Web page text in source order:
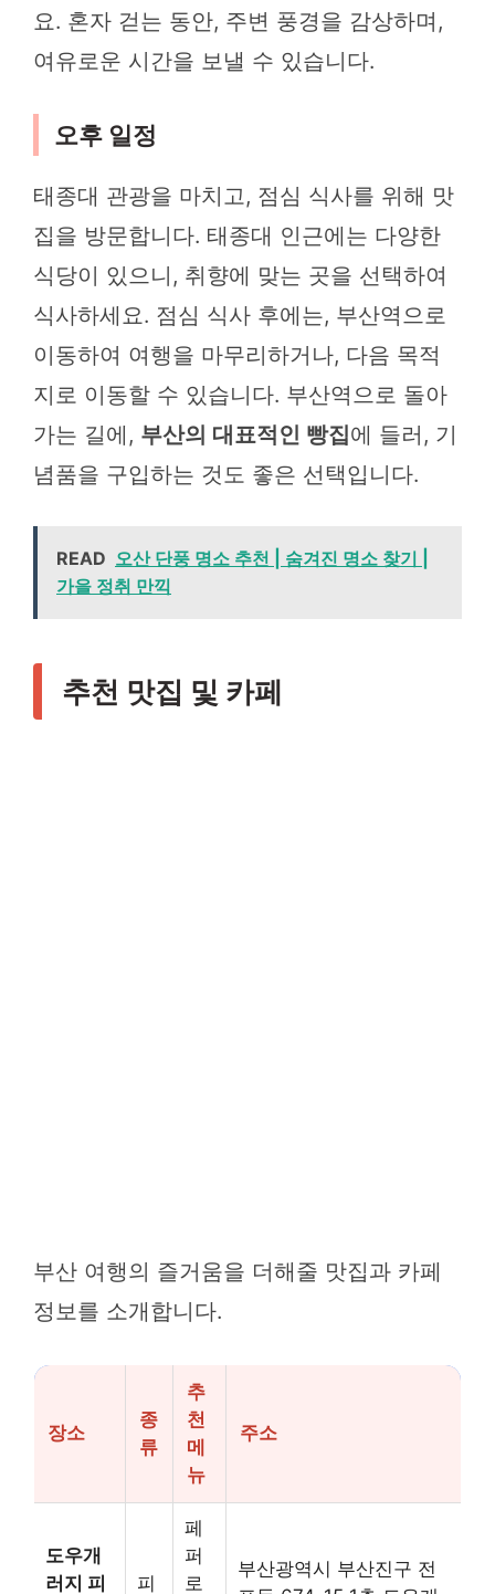
요. 혼자 걷는 동안, 주변 풍경을 감상하며,
여유로운 시간을 보낼 수 있습니다.
오후 일정
태종대 관광을 마치고, 점심 식사를 위해 맛
집을 방문합니다. 태종대 인근에는 다양한
식당이 있으니, 취향에 맞는 곳을 선택하여
식사하세요. 점심 식사 후에는, 부산역으로
이동하여 여행을 마무리하거나, 다음 목적
지로 이동할 수 있습니다. 부산역으로 돌아
가는 길에, 부산의 대표적인 빵집에 들러, 기
념품을 구입하는 것도 좋은 선택입니다.
READ 오산 단풍 명소 추천 | 숨겨진 명소 찾기 |
가을 정취 만끽
추천 맛집 및 카페
부산 여행의 즐거움을 더해줄 맛집과 카페
정보를 소개합니다.
장소
종
류
추
천
메
뉴
주소
도우개
러지 피
피
페
퍼
로
부산광역시 부산진구 전